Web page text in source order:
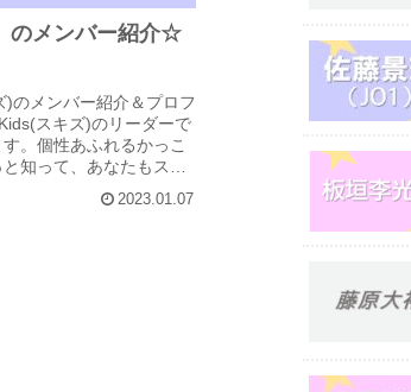
のメンバー紹介☆
のメンバー紹介＆プロフ
スキズ)のリーダーで
。個性あふれるかっこ
知って、あなたもスキ
2023.01.07